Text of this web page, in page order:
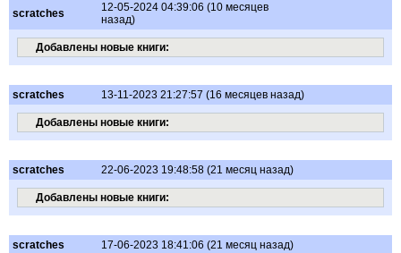
scratches
12-05-2024 04:39:06 (10 месяцев
назад)
Добавлены новые книги:
scratches 13-11-2023 21:27:57 (16 месяцев назад)
Добавлены новые книги:
scratches 22-06-2023 19:48:58 (21 месяц назад)
Добавлены новые книги:
scratches 17-06-2023 18:41:06 (21 месяц назад)